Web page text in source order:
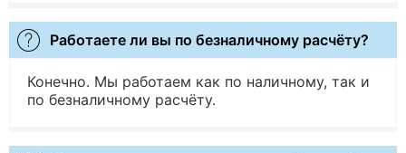
Работаете ли вы по безналичному расчёту?
Конечно. Мы работаем как по наличному, так и
по безналичному расчёту.